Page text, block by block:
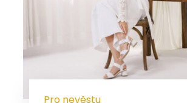
Pro nevěstu